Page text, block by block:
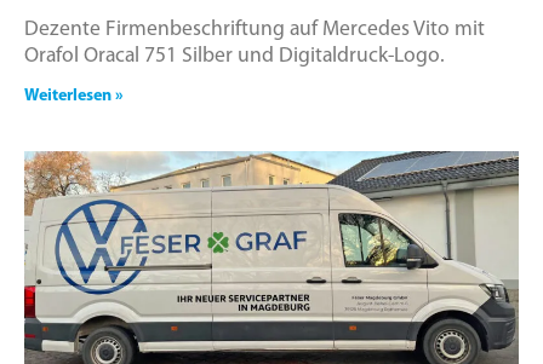
Dezente Firmenbeschriftung auf Mercedes Vito mit
Orafol Oracal 751 Silber und Digitaldruck-Logo.
Weiterlesen »